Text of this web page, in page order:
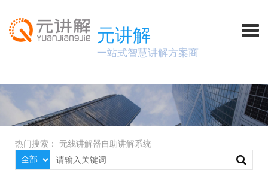
元讲解
一站式智慧讲解方案商
热门搜索： 无线讲解器自助讲解系统